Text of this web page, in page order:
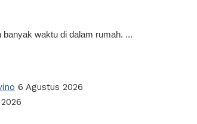
waktu di dalam rumah. ...
6 Agustus 2026